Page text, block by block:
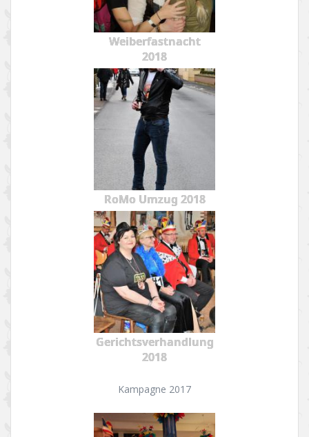
Weiberfastnacht
2018
RoMo Umzug 2018
Gerichtsverhandlung
2018
Kampagne 2017